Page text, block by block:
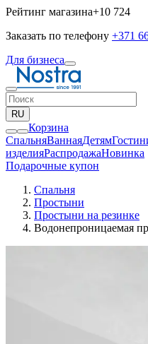
Рейтинг магазина+10 724
Заказать по телефону +371
Для бизнеса
RU
Корзина
СпальняВаннаяДетям
изделияPаспродажаНовинка
Подарочные купон
Спальня
Простыни
Простыни на резинке
Водонепроницаемая